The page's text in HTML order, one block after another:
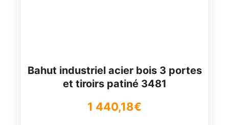
Bahut industriel acier bois 3 portes
et tiroirs patiné 3481
1 440,18€